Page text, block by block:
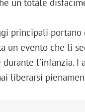
principali portano
un evento che li
l’infanzia.
liberarsi